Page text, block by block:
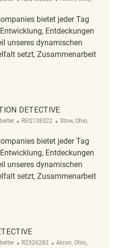
bietet jeder Tag
Entdeckungen
unseres dynamischen
setzt, Zusammenarbeit
Detective REQ138320
DETECTIVE
ReqId
REQ138322 Ort
Stow, Ohio,
bietet jeder Tag
Entdeckungen
unseres dynamischen
setzt, Zusammenarbeit
Detective REQ138322
ReqId
R2326282 Ort
Akron, Ohio,